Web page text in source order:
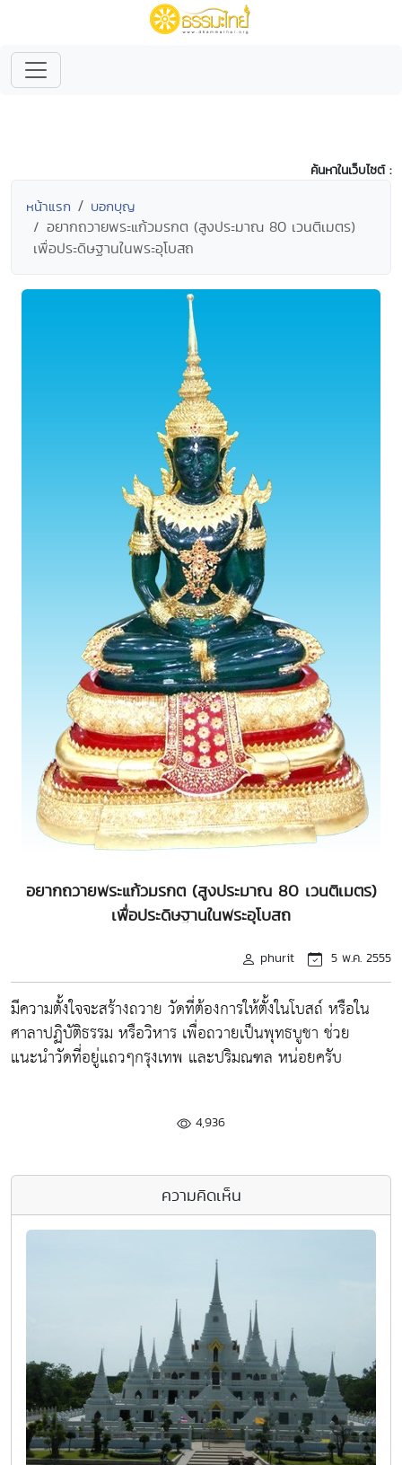
ค้นหาในเว็บไซต์ :
หน้าแรก บอกบุญ
อยากถวายพระแก้วมรกต (สูงประมาณ 80 เวนติเมตร)
เพื่อประดิษฐานในพระอุโบสถ
อยากถวายพระแก้วมรกต (สูงประมาณ 80 เวนติเมตร)
เพื่อประดิษฐานในพระอุโบสถ
phurit 5 พ.ค. 2555
มีความตั้งใจจะสร้างถวาย วัดที่ต้องการให้ตั้งในโบสถ์ หรือใน
ศาลาปฏิบัติธรรม หรือวิหาร เพื่อถวายเป็นพุทธบูชา ช่วย
แนะนำวัดที่อยู่แถวๆกรุงเทพ และปริมณฑล หน่อยครับ
4,936
ความคิดเห็น